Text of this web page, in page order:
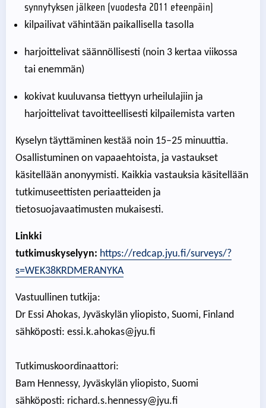
synnytyksen jälkeen (vuodesta 2011 eteenpäin)
kilpailivat vähintään paikallisella tasolla
harjoittelivat säännöllisesti (noin 3 kertaa viikossa
tai enemmän)
kokivat kuuluvansa tiettyyn urheilulajiin ja
harjoittelivat tavoitteellisesti kilpailemista varten
Kyselyn täyttäminen kestää noin 15–25 minuuttia.
Osallistuminen on vapaaehtoista, ja vastaukset
käsitellään anonyymisti. Kaikkia vastauksia käsitellään
tutkimuseettisten periaatteiden ja
tietosuojavaatimusten mukaisesti.
Linkki
tutkimuskyselyyn: https://redcap.jyu.fi/surveys/?
s=WEK38KRDMERANYKA
Vastuullinen tutkija:
Dr Essi Ahokas, Jyväskylän yliopisto, Suomi, Finland
sähköposti: essi.k.ahokas@jyu.fi
Tutkimuskoordinaattori:
Bam Hennessy, Jyväskylän yliopisto, Suomi
sähköposti: richard.s.hennessy@jyu.fi